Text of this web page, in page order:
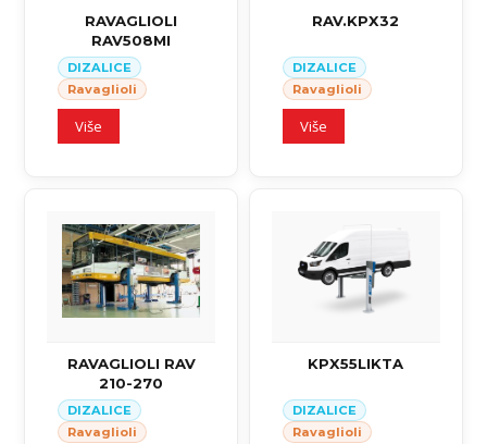
RAVAGLIOLI
RAV508MI
DIZALICE
Ravaglioli
Više
RAV.KPX32
DIZALICE
Ravaglioli
Više
RAVAGLIOLI RAV
210-270
DIZALICE
Ravaglioli
KPX55LIKTA
DIZALICE
Ravaglioli